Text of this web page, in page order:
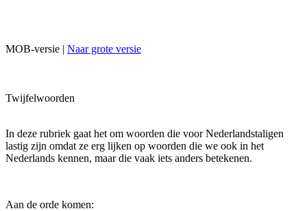
MOB-versie | Naar grote versie
Twijfelwoorden
In deze rubriek gaat het om woorden die voor Nederlandstaligen
lastig zijn omdat ze erg lijken op woorden die we ook in het
Nederlands kennen, maar die vaak iets anders betekenen.
Aan de orde komen: